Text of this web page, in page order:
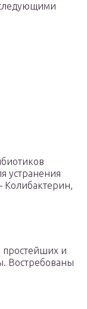
устранения
Колибактерин,
и
Востребованы